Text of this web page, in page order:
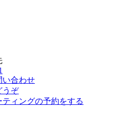
い合わせ
うぞ
ィングの予約をする